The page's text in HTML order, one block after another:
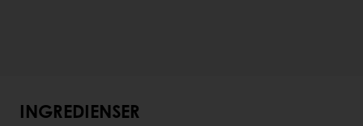
INGREDIENSER